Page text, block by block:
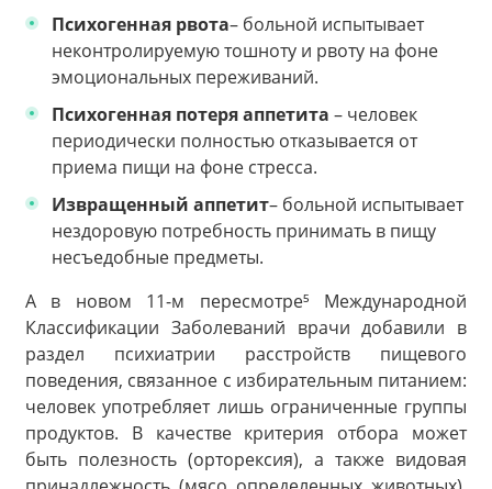
Психогенная рвота– больной испытывает
неконтролируемую тошноту и рвоту на фоне
эмоциональных переживаний.
Психогенная потеря аппетита – человек
периодически полностью отказывается от
приема пищи на фоне стресса.
Извращенный аппетит– больной испытывает
нездоровую потребность принимать в пищу
несъедобные предметы.
А в новом 11-м пересмотре⁵ Международной
Классификации Заболеваний врачи добавили в
раздел психиатрии расстройств пищевого
поведения, связанное с избирательным питанием:
человек употребляет лишь ограниченные группы
продуктов. В качестве критерия отбора может
быть полезность (орторексия), а также видовая